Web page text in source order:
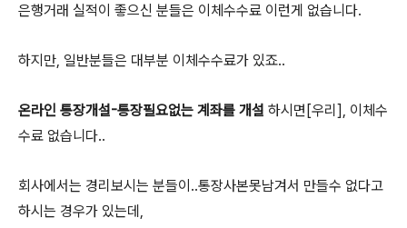
은행거래 실적이 좋으신 분들은 이체수수료 이런게 없습니다.
하지만, 일반분들은 대부분 이체수수료가 있죠..
온라인 통장개설-통장필요없는 계좌를 개설 하시면[우리], 이체수
수료 없습니다..
회사에서는 경리보시는 분들이..통장사본못남겨서 만들수 없다고
하시는 경우가 있는데,